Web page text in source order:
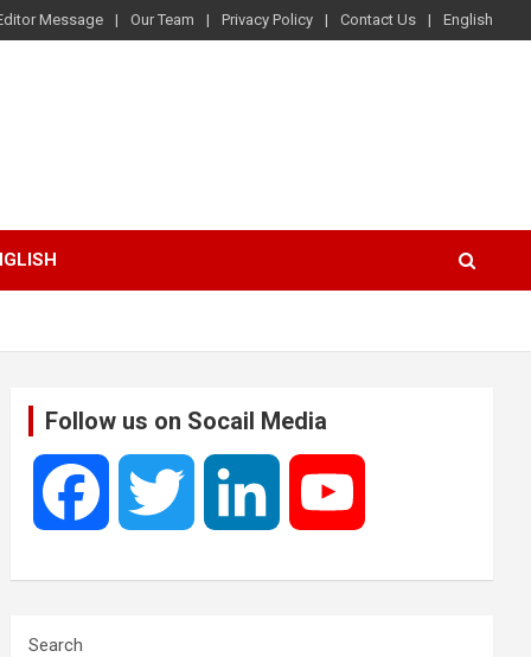
Message Our Team Privacy Policy Contact Us English
Follow us on Socail Media
Search